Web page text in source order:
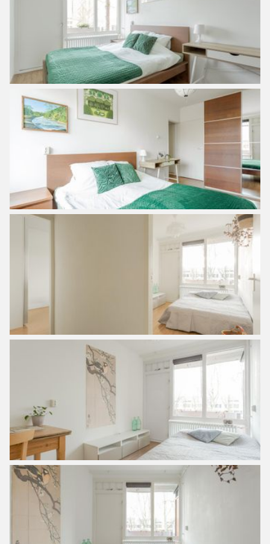
Accessibility and parking:
Within a few minutes you are by car on the ring A10 and
the IJtunnel towards Amsterdam-Centre. The North South
line is also a 7-minute walk away. With public transport
you are in the heart of the center in about 10 minutes and
also with the free ferry you are at Central Station with all
connections possible. The center can also be reached in 15
minutes by bike. The Vliegenbos, Noorderpark and
Schellingwouderbreekpark parks can be reached within a
10-minute walk.
There is a lot of parking around the apartment complex, the
parking is through paid parking and a permit system.
Currently without a waiting list, can be requested for only
€16.10 per six months. A second permit is also possible
The buildings within the ‘Plan van Gool’ are a mix between
gallery and portico flats and are unique because of their
architecture. The buildings were designed in the sixties by
the architect Frans van Gool. He designed the low flats
between green squares with many trees: urban living
among greenery. The current residents have attached great
value to the current design. That is why the current design
with its air bridges and colors has been kept intact as
much as possible during the upgrading and renovation of
the buildings. This gives the buildings of Plan van Gool a
unique character.
Particularities:
– Year of construction 1968;
– Living area of approximately 70 m²
– Energy label C;
– 3-room apartment on the third floor